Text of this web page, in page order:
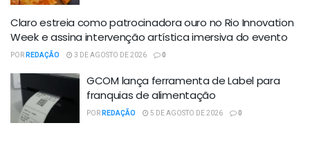
Claro estreia como patrocinadora ouro no Rio Innovation
Week e assina intervenção artística imersiva do evento
PORREDAÇÃO 3 DE AGOSTO DE 2026 0
GCOM lança ferramenta de Label para
franquias de alimentação
PORREDAÇÃO 5 DE AGOSTO DE 2026 0